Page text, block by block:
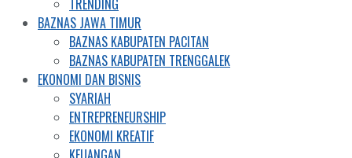
BAZNAS JAWA TIMUR
BAZNAS KABUPATEN PACITAN
BAZNAS KABUPATEN TRENGGALEK
EKONOMI DAN BISNIS
SYARIAH
ENTREPRENEURSHIP
EKONOMI KREATIF